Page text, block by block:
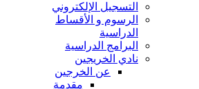
التسجيل الإلكتروني
الرسوم و الأقساط
الدراسية
البرامج الدراسية
نادي الخريجين
عن الخرجين
مقدمة